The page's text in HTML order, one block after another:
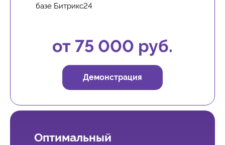
базе Битрикс24
от 75 000 руб.
Демонстрация
Оптимальный